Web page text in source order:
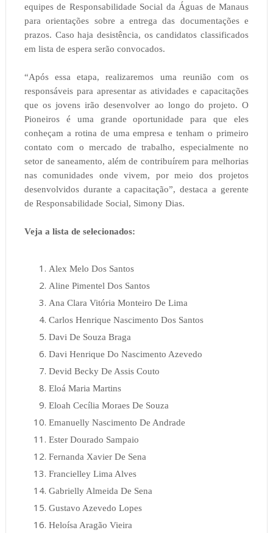
equipes de Responsabilidade Social da Águas de Manaus
para orientações sobre a entrega das documentações e
prazos. Caso haja desistência, os candidatos classificados
em lista de espera serão convocados.
“Após essa etapa, realizaremos uma reunião com os
responsáveis para apresentar as atividades e capacitações
que os jovens irão desenvolver ao longo do projeto. O
Pioneiros é uma grande oportunidade para que eles
conheçam a rotina de uma empresa e tenham o primeiro
contato com o mercado de trabalho, especialmente no
setor de saneamento, além de contribuírem para melhorias
nas comunidades onde vivem, por meio dos projetos
desenvolvidos durante a capacitação”, destaca a gerente
de Responsabilidade Social, Simony Dias.
Veja a lista de selecionados:
Alex Melo Dos Santos
Aline Pimentel Dos Santos
Ana Clara Vitória Monteiro De Lima
Carlos Henrique Nascimento Dos Santos
Davi De Souza Braga
Davi Henrique Do Nascimento Azevedo
Devid Becky De Assis Couto
Eloá Maria Martins
Eloah Cecília Moraes De Souza
Emanuelly Nascimento De Andrade
Ester Dourado Sampaio
Fernanda Xavier De Sena
Francielley Lima Alves
Gabrielly Almeida De Sena
Gustavo Azevedo Lopes
Heloísa Aragão Vieira